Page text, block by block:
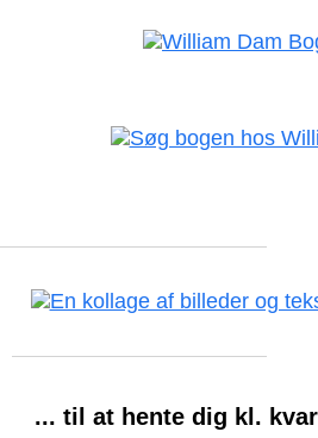
... til at hente dig kl.